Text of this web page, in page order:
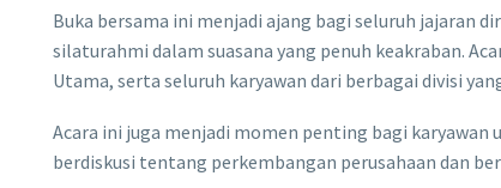
Buka bersama ini menjadi ajang bagi seluruh jajaran
silaturahmi dalam suasana yang penuh keakraban.
Utama, serta seluruh karyawan dari berbagai divisi
Acara ini juga menjadi momen penting bagi
berdiskusi tentang perkembangan perusahaan dan